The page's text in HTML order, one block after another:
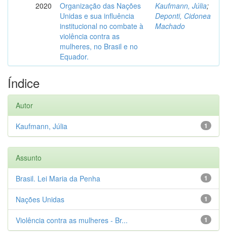
2020
Organização das Nações
Unidas e sua influência
institucional no combate à
violência contra as
mulheres, no Brasil e no
Equador.
Kaufmann, Júlia;
Deponti, Cidonea
Machado
Índice
Autor
1
Kaufmann, Júlia
Assunto
1
Brasil. Lei Maria da Penha
1
Nações Unidas
1
Violência contra as mulheres - Br...